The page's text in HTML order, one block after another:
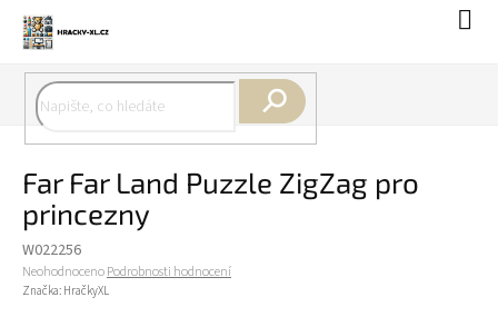
obsah
Far Far Land Puzzle ZigZag pro
princezny
W022256
Průměrné
hodnocení
NeohodnocenoPodrobnosti hodnocení
Značka: HračkyXL